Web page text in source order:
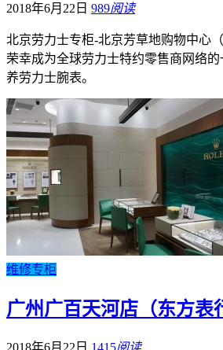
2018年6月22日 989阅读
北京劳力士专柜-北京芳草地购物中心
荣幸成为全球劳力士特约零售商网络
养劳力士腕表。
维修专柜
广州广百天河店（东方表
2018年6月22日 1415阅读